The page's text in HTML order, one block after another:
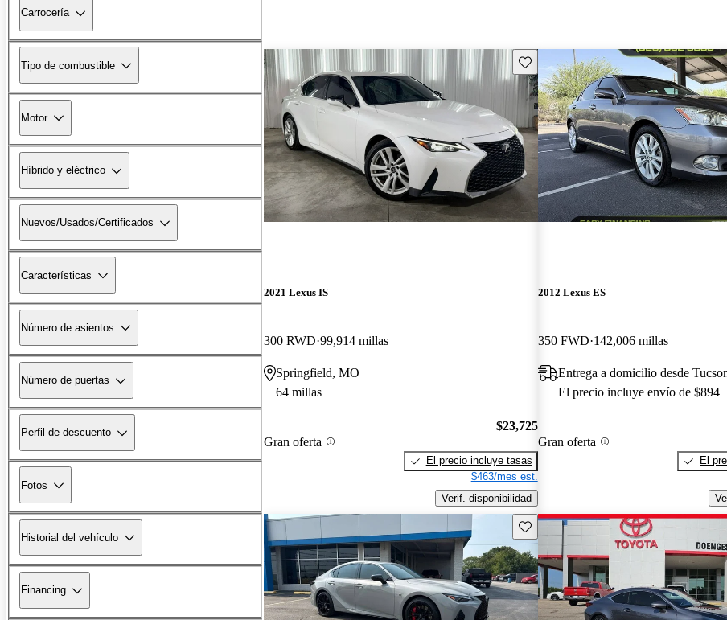
Carrocería
Tipo de combustible
Motor
Híbrido y eléctrico
Nuevos/Usados/Certificados
Características
Número de asientos
Número de puertas
Perfil de descuento
Fotos
Historial del vehículo
Financing
Guarda este Aviso
2021 Lexus IS
300 RWD 99,914 millas
Springfield, MO
64 millas
Gran oferta
$23,725
El precio incluye tasas
$463/mes est.
Verif. disponibilidad
2012 Lexus ES
350 FWD 142,006 millas
Entrega a domicilio desde
El precio incluye envío de $894
Gran oferta
El
Guarda este Aviso